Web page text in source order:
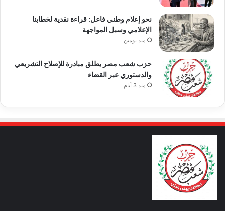
نحو إعلام وطني فاعل: قراءة نقدية لخطابنا
الإعلامي وسبل المواجهة
منذ يومين
حزب شعب مصر يطلق مبادرة للإصلاح التشريعي
والدستوري عبر القضاء
منذ 3 أيام